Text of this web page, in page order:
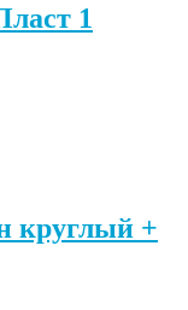
1
круглый +